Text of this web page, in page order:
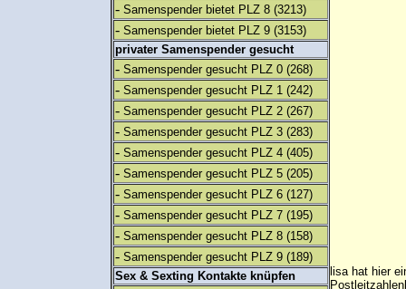
- Samenspender bietet PLZ 8 (3213)
- Samenspender bietet PLZ 9 (3153)
privater Samenspender gesucht
- Samenspender gesucht PLZ 0 (268)
- Samenspender gesucht PLZ 1 (242)
- Samenspender gesucht PLZ 2 (267)
- Samenspender gesucht PLZ 3 (283)
- Samenspender gesucht PLZ 4 (405)
- Samenspender gesucht PLZ 5 (205)
- Samenspender gesucht PLZ 6 (127)
- Samenspender gesucht PLZ 7 (195)
- Samenspender gesucht PLZ 8 (158)
- Samenspender gesucht PLZ 9 (189)
Sex & Sexting Kontakte knüpfen
lisa hat hier